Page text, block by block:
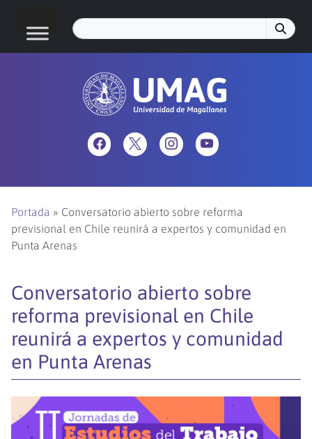
Portada » Conversatorio abierto sobre reforma
previsional en Chile reunirá a expertos y comunidad en
Punta Arenas
Conversatorio abierto sobre
reforma previsional en Chile
reunirá a expertos y comunidad
en Punta Arenas